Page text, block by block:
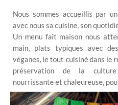
Nous sommes accueillis par
avec nous sa cuisine, son
Un menu fait maison nous
main, plats typiques avec
véganes, le tout cuisiné dans le
préservation de la
nourrissante et chaleureuse,